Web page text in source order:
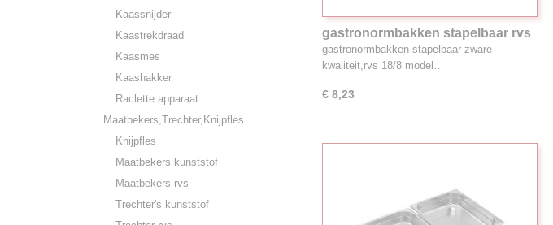
Kaassnijder
Kaastrekdraad
Kaasmes
Kaashakker
Raclette apparaat
Maatbekers,Trechter,Knijpfles
Knijpfles
Maatbekers kunststof
Maatbekers rvs
Trechter's kunststof
gastronormbakken stapelbaar rvs
18/8, 0.6L 1/9GN
gastronormbakken stapelbaar zware
kwaliteit,rvs 18/8 model…
€ 8,23